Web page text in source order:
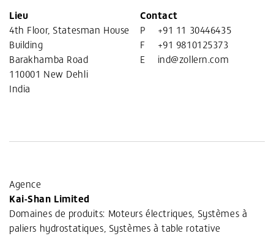
Lieu
4th Floor, Statesman House
Building
Barakhamba Road
110001 New Dehli
India
Contact
P
+91 11 30446435
F
+91 9810125373
E
ind@zollern.com
Agence
Kai-Shan Limited
Domaines de produits: Moteurs électriques, Systèmes à
paliers hydrostatiques, Systèmes à table rotative